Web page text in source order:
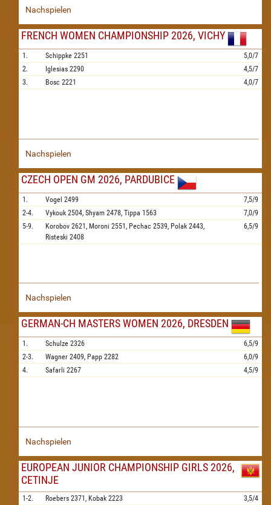
Nachspielen
FRENCH WOMEN CHAMPIONSHIP 2026, VICHY
1. Schippke 2251
5,0/7
2.
Iglesias 2290
4,5/7
3.
Bosc 2221 4,0/7
Nachspielen
CZECH OPEN GM 2026, PARDUBICE
1. Vogel 2499
7,5/9
2-4.
Vykouk 2504, Shyam 2478, Tippa 1563
7,0/9
5-9.
Korobov 2621, Moroni 2551, Pechac 2539, Polak 2443,
Risteski 2408
6,5/9
Nachspielen
GERMAN-CH MASTERS WOMEN 2026, DRESDEN
1. Schulze 2326
6,5/9
2-3.
Wagner 2409, Papp 2282
6,0/9
4.
Safarli 2267 4,5/9
Nachspielen
EUROPEAN JUNIOR CHAMPIONSHIP GIRLS 2026,
CETINJE
1-2. Roebers 2371, Kobak 2223
3,5/4